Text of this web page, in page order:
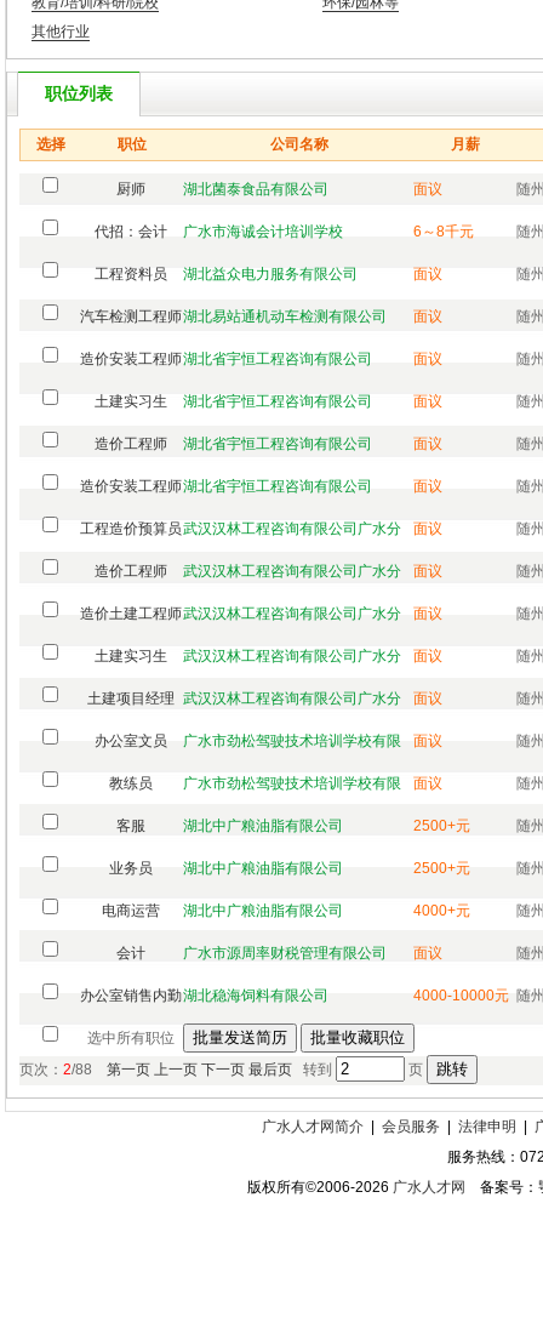
其他行业
职位列表
选择 职位 公司名称 月薪
厨师 湖北菌泰食品有限公司 面议 随
代招：会计 广水市海诚会计培训学校 6～8千元 随
工程资料员 湖北益众电力服务有限公司 面议 随
汽车检测工程师湖北易站通机动车检测有限公司 面议 随
造价安装工程师湖北省宇恒工程咨询有限公司 面议 随
土建实习生 湖北省宇恒工程咨询有限公司 面议 随
造价工程师 湖北省宇恒工程咨询有限公司 面议 随
造价安装工程师湖北省宇恒工程咨询有限公司 面议 随
工程造价预算员武汉汉林工程咨询有限公司广水分 面议 随
造价工程师 武汉汉林工程咨询有限公司广水分 面议 随
造价土建工程师武汉汉林工程咨询有限公司广水分 面议 随
土建实习生 武汉汉林工程咨询有限公司广水分 面议 随
土建项目经理 武汉汉林工程咨询有限公司广水分 面议 随
办公室文员 广水市劲松驾驶技术培训学校有限 面议 随
教练员 广水市劲松驾驶技术培训学校有限 面议 随
客服 湖北中广粮油脂有限公司 2500+元 随
业务员 湖北中广粮油脂有限公司 2500+元 随
电商运营 湖北中广粮油脂有限公司 4000+元 随
会计 广水市源周率财税管理有限公司 面议 随
办公室销售内勤湖北稳海饲料有限公司 4000-10000元 随
选中所有职位
页次： 2/88 第一页 上一页 下一页 最后页转到 页
广水人才网简介| 会员服务 法律申明
服务热线：
版权所有©2006-2026 广水人才网 备案号：